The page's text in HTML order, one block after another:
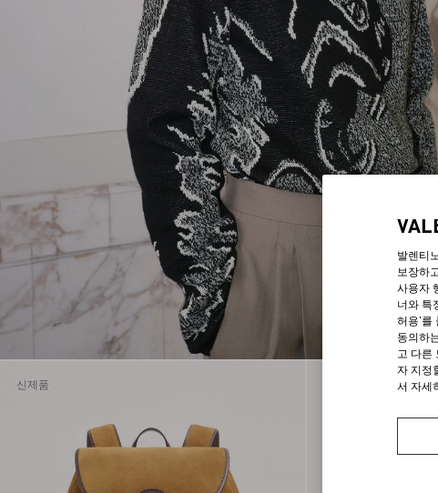
3XL
40
40.5
41
41.5
42
42.5
43
신제품
발렌티
보장하
사용자
너와 특
허용'를
동의하
고 다른
자 지정
서 자세